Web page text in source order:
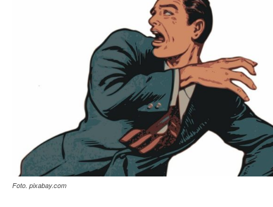
Foto. pixabay.com